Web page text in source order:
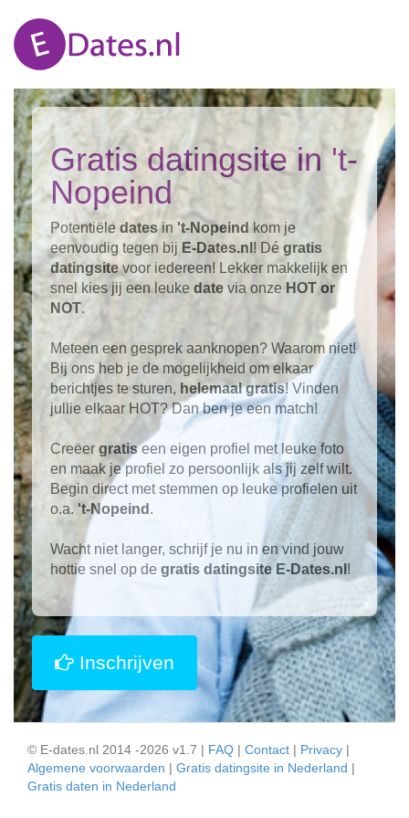
Gratis datingsite in 't-
Nopeind
Potentiële datesin 't-Nopeind kom je
eenvoudig tegen bij E-Dates.nl ! Dé gratis
datingsitevoor iedereen! Lekker makkelijk en
snel kies jij een leuke date via onze HOT or
NOT.
Meteen een gesprek aanknopen? Waarom niet!
Bij ons heb je de mogelijkheid om elkaar
berichtjes te sturen, helemaal gratis! Vinden
jullie elkaar HOT? Dan ben je een match!
Creëer gratiseen eigen profiel met leuke foto
en maak je profiel zo persoonlijk als jij zelf wilt.
Begin direct met stemmen op leuke profielen uit
o.a. 't-Nopeind .
Wacht niet langer, schrijf je nu in en vind jouw
hottie snel op de gratis datingsite E-Dates.nl !
Inschrijven
© E-dates.nl 2014 -2026 v1.7 | FAQ | Contact | Privacy |
Algemene voorwaarden | Gratis datingsite in Nederland |
Gratis daten in Nederland